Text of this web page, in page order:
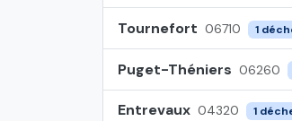
Tournefort 06710 1
Puget-Théniers 06260
Entrevaux 04320 1